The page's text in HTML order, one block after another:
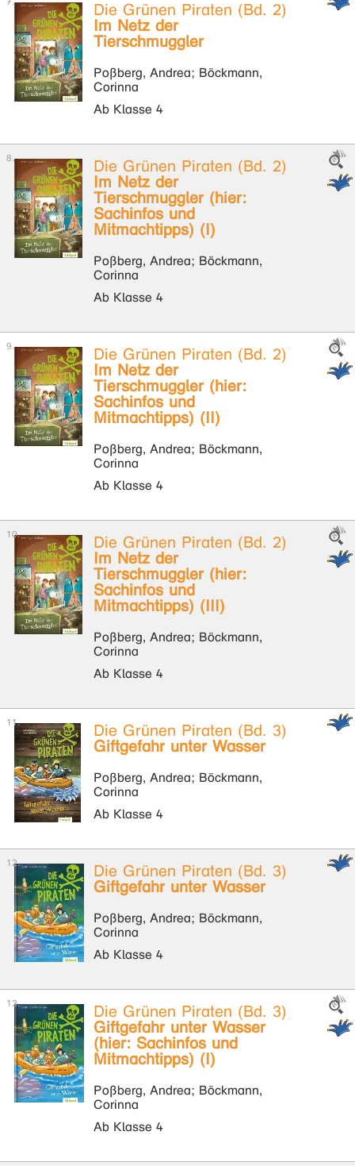
Die Grünen Piraten (Bd. 2)
Im Netz der
Tierschmuggler
Poßberg, Andrea; Böckmann,
Corinna
Ab Klasse 4
Die Grünen Piraten (Bd. 2)
Im Netz der
Tierschmuggler (hier:
Sachinfos und
Mitmachtipps) (I)
Poßberg, Andrea; Böckmann,
Corinna
Ab Klasse 4
Die Grünen Piraten (Bd. 2)
Im Netz der
Tierschmuggler (hier:
Sachinfos und
Mitmachtipps) (II)
Poßberg, Andrea; Böckmann,
Corinna
Ab Klasse 4
Die Grünen Piraten (Bd. 2)
Im Netz der
Tierschmuggler (hier:
Sachinfos und
Mitmachtipps) (III)
Poßberg, Andrea; Böckmann,
Corinna
Ab Klasse 4
Die Grünen Piraten (Bd. 3)
Giftgefahr unter Wasser
Poßberg, Andrea; Böckmann,
Corinna
Ab Klasse 4
Die Grünen Piraten (Bd. 3)
Giftgefahr unter Wasser
Poßberg, Andrea; Böckmann,
Corinna
Ab Klasse 4
Die Grünen Piraten (Bd. 3)
Giftgefahr unter Wasser
(hier: Sachinfos und
Mitmachtipps) (I)
Poßberg, Andrea; Böckmann,
Corinna
Ab Klasse 4